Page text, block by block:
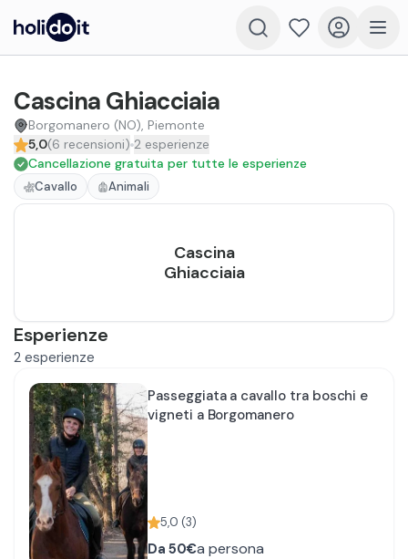
Cascina Ghiacciaia
Borgomanero (NO), Piemonte
5,0(6 recensioni) 2 esperienze
Cancellazione gratuita per tutte le esperienze
Cavallo Animali
Esperienze
2 esperienze
Passeggiata a cavallo tra boschi e
vigneti a Borgomanero
5,0 (3)
Da 50€a persona
Cascina
Ghiacciaia